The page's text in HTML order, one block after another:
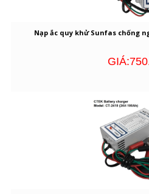
Nạp ắc quy khử Sunfas chống